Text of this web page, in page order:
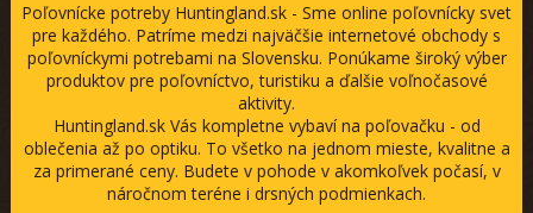
Poľovnícke potreby Huntingland.sk - Sme online poľovnícky svet
pre každého. Patríme medzi najväčšie internetové obchody s
poľovníckymi potrebami na Slovensku. Ponúkame široký výber
produktov pre poľovníctvo, turistiku a ďalšie voľnočasové
aktivity.
Huntingland.sk Vás kompletne vybaví na poľovačku - od
oblečenia až po optiku. To všetko na jednom mieste, kvalitne a
za primerané ceny. Budete v pohode v akomkoľvek počasí, v
náročnom teréne i drsných podmienkach.